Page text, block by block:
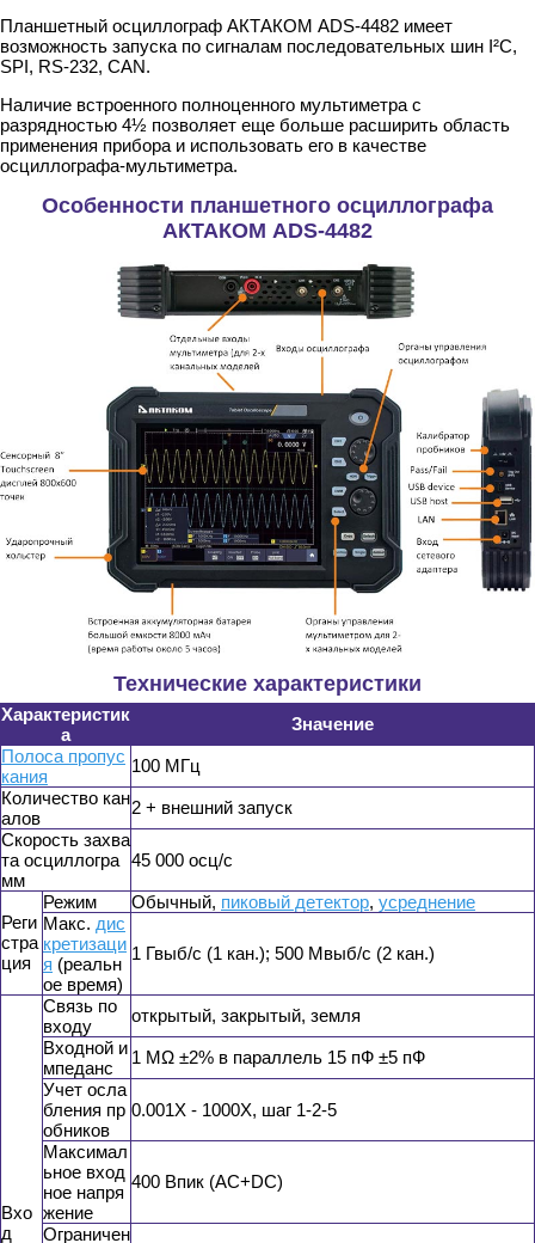
Планшетный осциллограф АКТАКОМ ADS-4482 имеет
возможность запуска по сигналам последовательных шин I²C,
SPI, RS-232, CAN.
Наличие встроенного полноценного мультиметра с
разрядностью 4½ позволяет еще больше расширить область
применения прибора и использовать его в качестве
осциллографа-мультиметра.
Особенности планшетного осциллографа
АКТАКОМ ADS-4482
Технические характеристики
Характеристик
а
Значение
Полоса пропус
кания
100 МГц
Количество кан
алов
2 + внешний запуск
Скорость захва
та осциллогра
мм
45 000 осц/с
Реги
стра
ция
Режим Обычный, пиковый детектор, усреднение
Макс. дис
кретизаци
я (реальн
ое время)
1 Гвыб/с (1 кан.); 500 Мвыб/с (2 кан.)
Вхо
д
Связь по
входу
открытый, закрытый, земля
Входной и
мпеданс
1 MΩ ±2% в параллель 15 пФ ±5 пФ
Учет осла
бления пр
обников
0.001X - 1000X, шаг 1-2-5
Максимал
ьное вход
ное напря
жение
400 Впик (AC+DC)
Ограничен